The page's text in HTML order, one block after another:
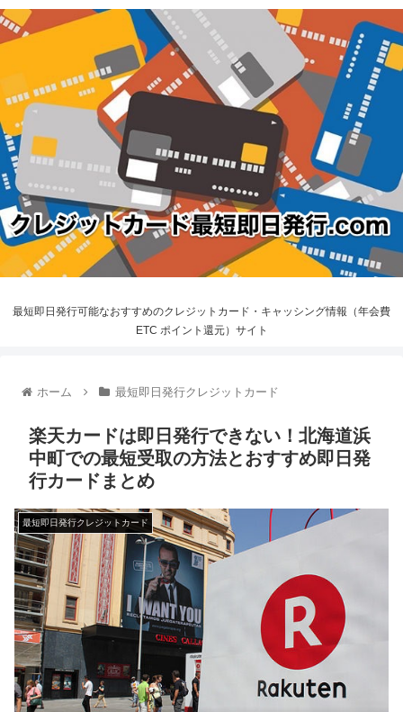
最短即日発行可能なおすすめのクレジットカード・キャッシング情報（年会費
ETC ポイント還元）サイト
ホーム 最短即日発行クレジットカード
楽天カードは即日発行できない！北海道浜
中町での最短受取の方法とおすすめ即日発
行カードまとめ
最短即日発行クレジットカード